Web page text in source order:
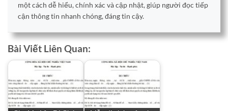
một cách dễ hiểu, chính xác và cập nhật, giúp người đọc tiếp
cận thông tin nhanh chóng, đáng tin cậy.
Bài Viết Liên Quan: